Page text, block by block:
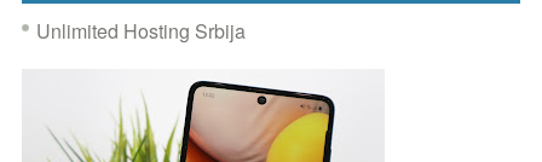
Unlimited Hosting Srbija